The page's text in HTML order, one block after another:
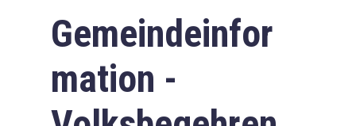
Gemeindeinfor
mation -